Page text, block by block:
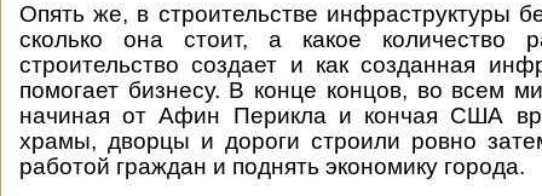
Опять же, в строительстве инфраструктуры
сколько она стоит, а какое количество
строительство создает и как созданная
помогает бизнесу. В конце концов, во всем
начиная от Афин Перикла и кончая США
храмы, дворцы и дороги строили ровно
работой граждан и поднять экономику города.